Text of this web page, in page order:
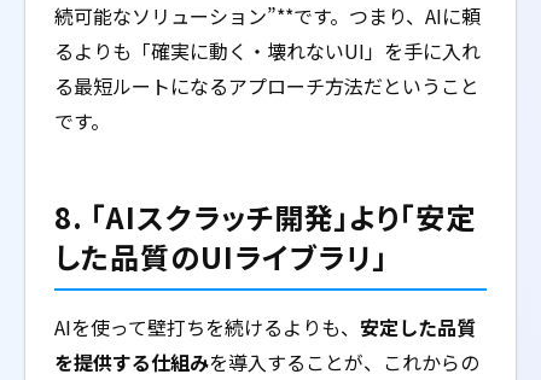
続可能なソリューション”**です。つまり、AIに頼
るよりも「確実に動く・壊れないUI」を手に入れ
る最短ルートになるアプローチ方法だということ
です。
8. 「AIスクラッチ開発」より「安定
した品質のUIライブラリ」
AIを使って壁打ちを続けるよりも、 安定した品質
を提供する仕組みを導入することが、これからの